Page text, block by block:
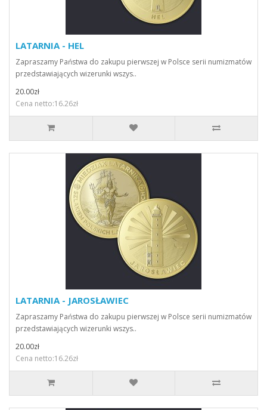
LATARNIA - HEL
Zapraszamy Państwa do zakupu pierwszej w Polsce serii numizmatów
przedstawiających wizerunki wszys..
20.00zł
Cena netto:16.26zł
LATARNIA - JAROSŁAWIEC
Zapraszamy Państwa do zakupu pierwszej w Polsce serii numizmatów
przedstawiających wizerunki wszys..
20.00zł
Cena netto:16.26zł